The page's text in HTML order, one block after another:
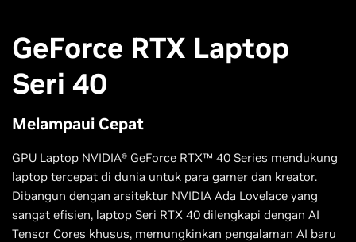
GeForce RTX Laptop
Seri 40
Melampaui Cepat
GPU Laptop NVIDIA® GeForce RTX™ 40 Series mendukung
laptop tercepat di dunia untuk para gamer dan kreator.
Dibangun dengan arsitektur NVIDIA Ada Lovelace yang
sangat efisien, laptop Seri RTX 40 dilengkapi dengan AI
Tensor Cores khusus, memungkinkan pengalaman AI baru